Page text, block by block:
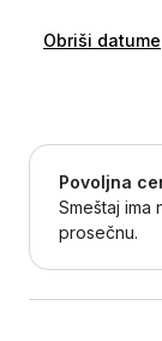
Obriši datume
Povoljna
Smeštaj ima
prosečnu.